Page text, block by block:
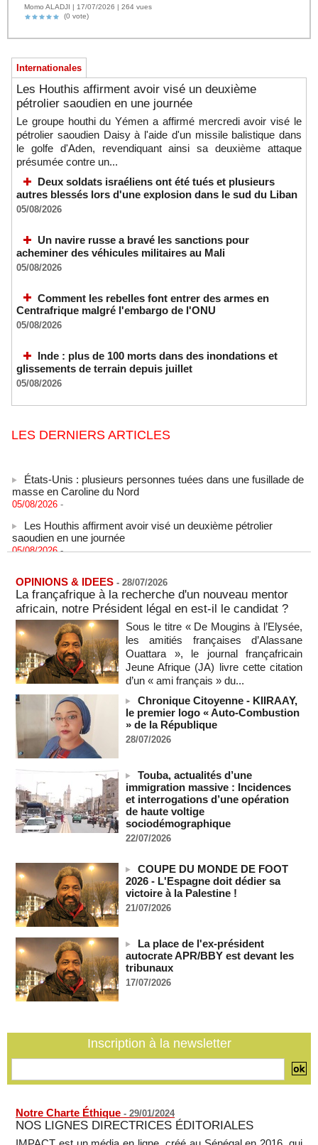
Momo ALADJI | 17/07/2026 | 264 vues
(0 vote)
Internationales
Les Houthis affirment avoir visé un deuxième
pétrolier saoudien en une journée
Le groupe houthi du Yémen a affirmé mercredi avoir visé le
pétrolier saoudien Daisy à l'aide d'un missile balistique dans
le golfe d'Aden, revendiquant ainsi sa deuxième attaque
présumée contre un...
Deux soldats israéliens ont été tués et plusieurs
autres blessés lors d'une explosion dans le sud du Liban
05/08/2026
Un navire russe a bravé les sanctions pour
acheminer des véhicules militaires au Mali
05/08/2026
Comment les rebelles font entrer des armes en
Centrafrique malgré l'embargo de l'ONU
05/08/2026
Inde : plus de 100 morts dans des inondations et
glissements de terrain depuis juillet
05/08/2026
LES DERNIERS ARTICLES
masse en Caroline du Nord
05/08/2026 -
saoudien en une journée
05/08/2026 -
05/08/2026 -
Après la France et Ouattara, comment la CEDEAO sabote la
création d'une monnaie ouest-africaine unique
05/08/2026 -MOMO ALADJI
La Banque mondiale accorde un prêt de 340 milliards de
francs CFA au Sénégal pour divers projets
05/08/2026 -
Election du SG de l’ONU : L'Afrique apparait comme la
région qui affaiblit le principe de rotation régionale (Carlos
05/08/2026 -
L’UE débloque 1,4 milliard d’euros de profits d’avoirs russes
gelés pour financer l’Ukraine
05/08/2026
Deux soldats israéliens ont été tués et plusieurs autres
blessés lors d'une explosion dans le sud du Liban
05/08/2026 -
véhicules militaires au Mali
05/08/2026 -
RDC: entre 2000 et 5000 tonnes d'uranium exportées avec
le cobalt vers la Chine en 20 ans, selon une enquête
05/08/2026 -
Le plus vieux président du monde remanie l'armée, son
absence alimentant l'inquiétude
05/08/2026 -
Comment les rebelles font entrer des armes en Centrafrique
malgré l'embargo de l'ONU
Mali: la Cour suprême rejette la demande de libération du
militant Clément Dembélé
05/08/2026 -
OPINIONS & IDEES - 28/07/2026
La françafrique à la recherche d'un nouveau mentor
africain, notre Président légal en est-il le candidat ?
Sous le titre « De Mougins à l’Elysée,
les amitiés françaises d’Alassane
Ouattara », le journal françafricain
Jeune Afrique (JA) livre cette citation
d’un « ami français » du...
Chronique Citoyenne - KIIRAAY,
le premier logo « Auto-Combustion
» de la République
28/07/2026
Touba, actualités d’une
immigration massive : Incidences
et interrogations d’une opération
de haute voltige
sociodémographique
22/07/2026
COUPE DU MONDE DE FOOT
2026 - L'Espagne doit dédier sa
victoire à la Palestine !
21/07/2026
La place de l'ex-président
autocrate APR/BBY est devant les
tribunaux
17/07/2026
Inscription à la newsletter
Notre Charte Éthique - 29/01/2024
NOS LIGNES DIRECTRICES ÉDITORIALES